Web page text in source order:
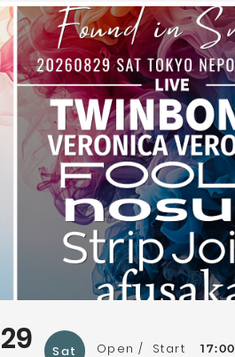
29 Sat Open Start 17:00